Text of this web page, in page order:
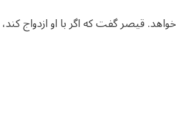
قیصر گفت که اگر با او ازدواج